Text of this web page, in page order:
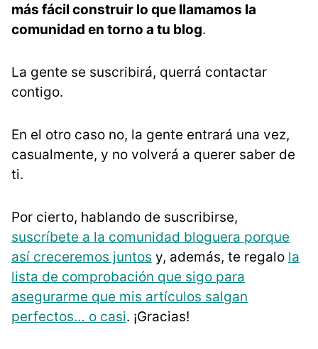
más fácil construir lo que llamamos la
comunidad en torno a tu blog.
La gente se suscribirá, querrá contactar
contigo.
En el otro caso no, la gente entrará una vez,
casualmente, y no volverá a querer saber de
ti.
Por cierto, hablando de suscribirse,
suscríbete a la comunidad bloguera porque
así creceremos juntos y, además, te regalo la
lista de comprobación que sigo para
asegurarme que mis artículos salgan
perfectos… o casi. ¡Gracias!